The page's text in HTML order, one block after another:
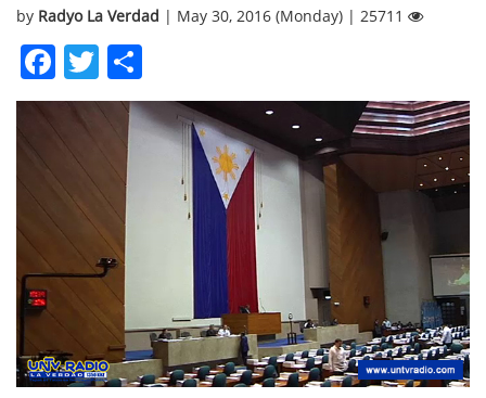
by Radyo La Verdad | May 30, 2016 (Monday) | 25711
Facebook
Twitter